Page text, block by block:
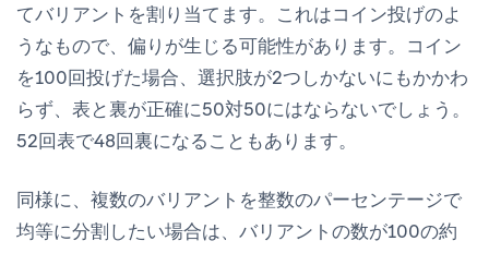
てバリアントを割り当てます。これはコイン投げのよ
うなもので、偏りが生じる可能性があります。コイン
を100回投げた場合、選択肢が2つしかないにもかかわ
らず、表と裏が正確に50対50にはならないでしょう。
52回表で48回裏になることもあります。
同様に、複数のバリアントを整数のパーセンテージで
均等に分割したい場合は、バリアントの数が100の約